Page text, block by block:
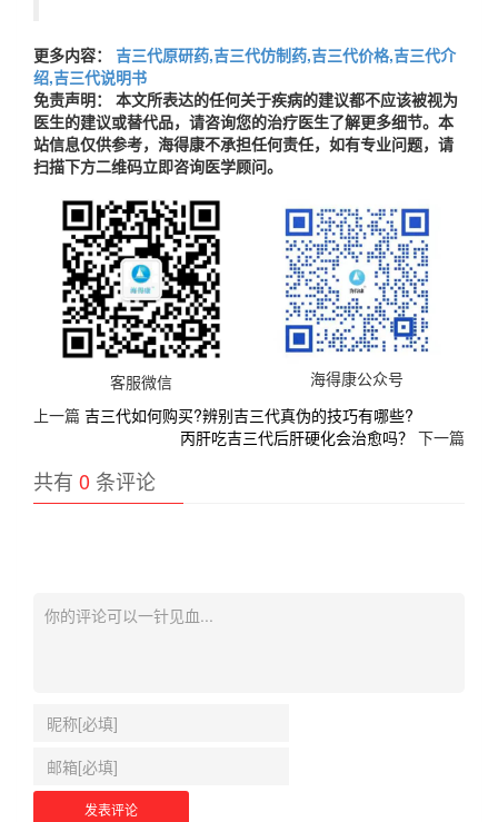
更多内容：
吉三代原研药,吉三代仿制药,吉三代价格,吉三代介
绍,吉三代说明书
免责声明： 本文所表达的任何关于疾病的建议都不应该被视为
医生的建议或替代品，请咨询您的治疗医生了解更多细节。本
站信息仅供参考，海得康不承担任何责任，如有专业问题，请
扫描下方二维码立即咨询医学顾问。
客服微信
海得康公众号
上一篇 吉三代如何购买?辨别吉三代真伪的技巧有哪些?
丙肝吃吉三代后肝硬化会治愈吗？ 下一篇
共有 0 条评论